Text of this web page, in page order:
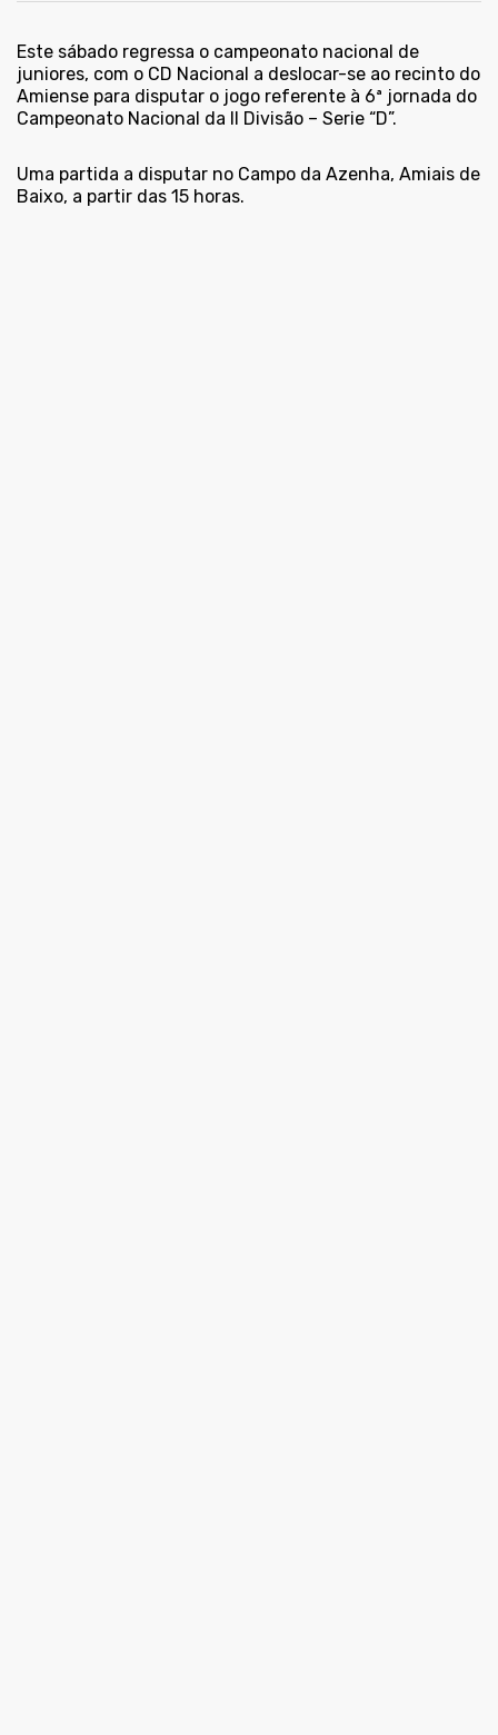
Este sábado regressa o campeonato nacional de
juniores, com o CD Nacional a deslocar-se ao recinto do
Amiense para disputar o jogo referente à 6ª jornada do
Campeonato Nacional da II Divisão – Serie “D”.
Uma partida a disputar no Campo da Azenha, Amiais de
Baixo, a partir das 15 horas.